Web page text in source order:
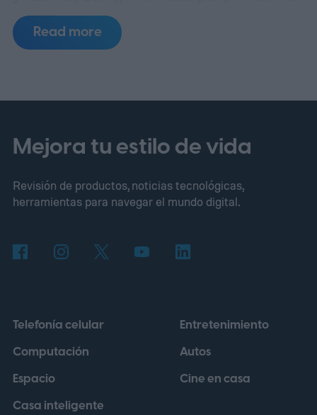
por 404 Media, revela que Private Relay no
oculta tu dirección IP tan bien como afirma
Read more
Mejora tu estilo de vida
Revisión de productos, noticias tecnológicas,
herramientas para navegar el mundo digital.
Telefonía celular
Computación
Espacio
Casa inteligente
Entretenimiento
Autos
Cine en casa